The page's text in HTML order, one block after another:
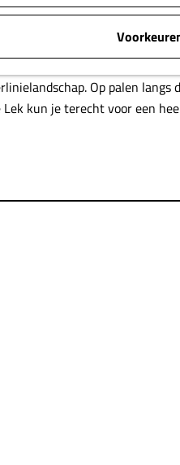
en over de dijk
of fort Everdingen. Het pad
Op palen
kun je terecht voor een